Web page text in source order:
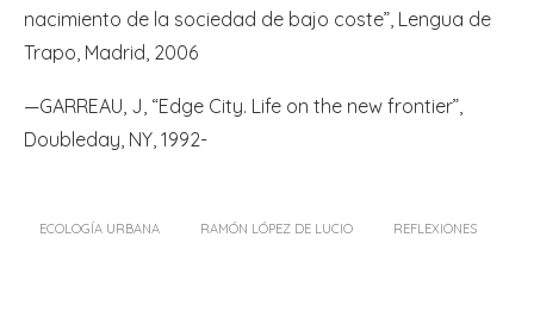
nacimiento de la sociedad de bajo coste”, Lengua de
Trapo, Madrid, 2006
—GARREAU, J, “Edge City. Life on the new frontier”,
Doubleday, NY, 1992-
ECOLOGÍA URBANA RAMÓN LÓPEZ DE LUCIO REFLEXIONES